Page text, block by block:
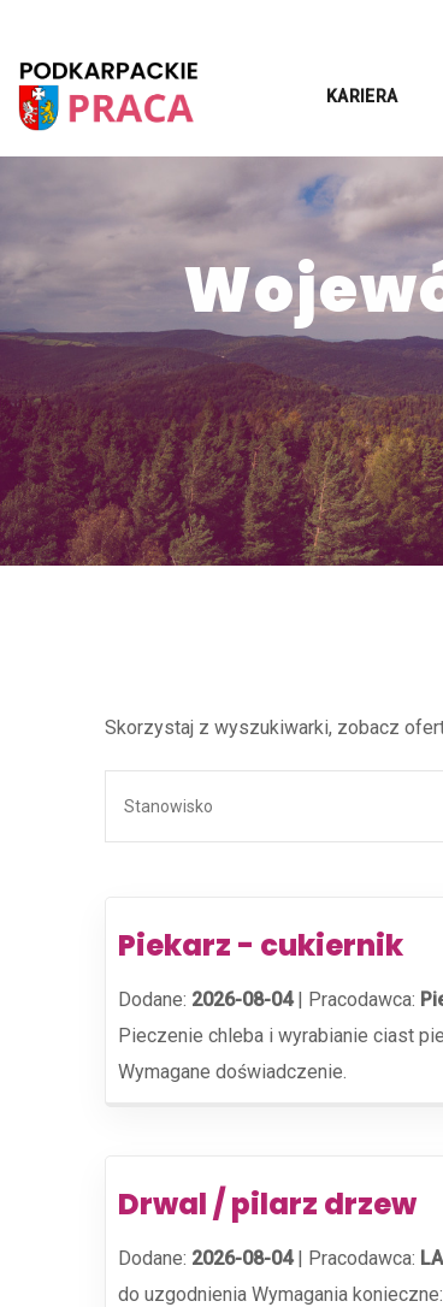
KARIERA
Skorzystaj z wyszukiwarki, zobacz
Piekarz - cukiernik
Dodane: 2026-08-04| Pracodawca:
Pieczenie chleba i wyrabianie ciast
Wymagane doświadczenie.
Drwal / pilarz drzew
Dodane: 2026-08-04| Pracodawca:
do uzgodnienia Wymagania